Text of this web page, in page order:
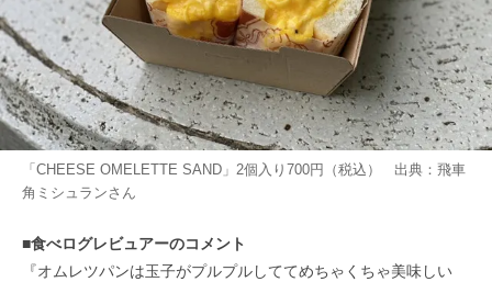
「CHEESE OMELETTE SAND」2個入り700円（税込） 出典： 飛車
角ミシュランさん
■食べログレビュアーのコメント
『オムレツパンは玉子がプルプルしててめちゃくちゃ美味しい